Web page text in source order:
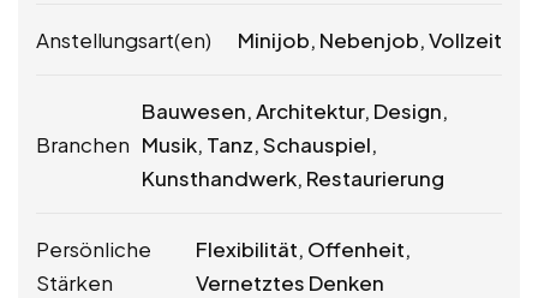
Anstellungsart(en) Minijob, Nebenjob, Vollzeit
Branchen
Bauwesen, Architektur, Design,
Musik, Tanz, Schauspiel,
Kunsthandwerk, Restaurierung
Persönliche
Stärken
Flexibilität, Offenheit,
Vernetztes Denken